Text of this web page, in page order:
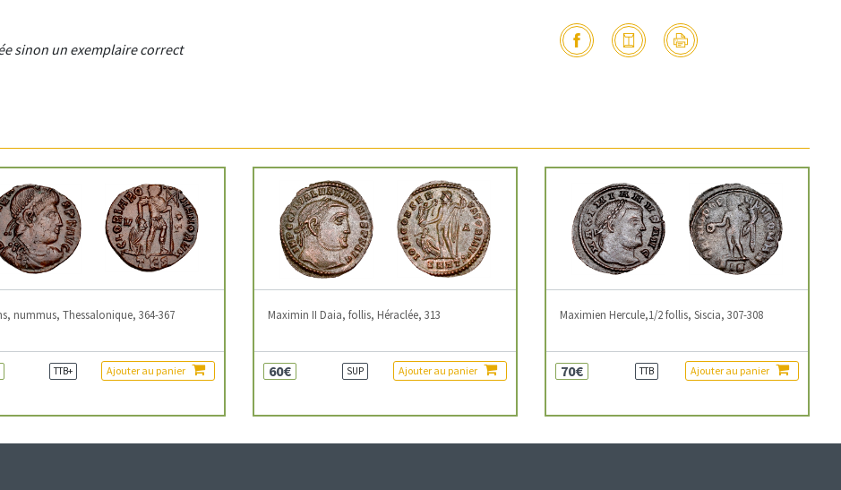
sinon un exemplaire correct
nummus, Thessalonique, 364-367
TTB+ Ajouter au panier
Maximin II Daia, follis, Héraclée, 313
60€ SUP Ajouter au panier
Maximien Hercule,1/2 follis, Siscia, 307-308
70€ TTB Ajouter au panier